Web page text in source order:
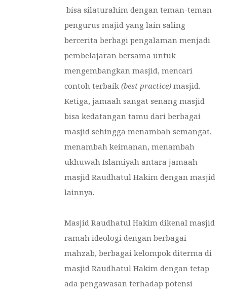
bisa silaturahim dengan teman-teman
pengurus majid yang lain saling
bercerita berbagi pengalaman menjadi
pembelajaran bersama untuk
mengembangkan masjid, mencari
contoh terbaik (best practice) masjid.
Ketiga, jamaah sangat senang masjid
bisa kedatangan tamu dari berbagai
masjid sehingga menambah semangat,
menambah keimanan, menambah
ukhuwah Islamiyah antara jamaah
masjid Raudhatul Hakim dengan masjid
lainnya.
Masjid Raudhatul Hakim dikenal masjid
ramah ideologi dengan berbagai
mahzab, berbagai kelompok diterma di
masjid Raudhatul Hakim dengan tetap
ada pengawasan terhadap potensi